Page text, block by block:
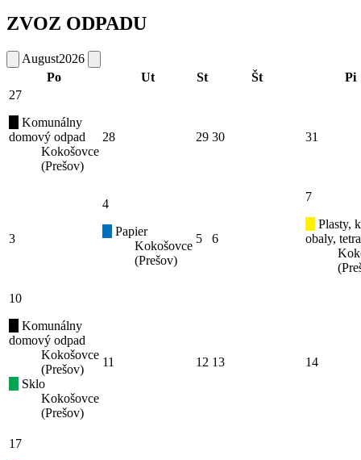
ZVOZ ODPADU
August2026
Po
Ut St Št
Pi
27
Komunálny
domový odpad
Kokošovce
(Prešov)
28 29 30 31
3
4
Papier
Kokošovce
(Prešov)
5 6
7
Plasty,
obaly,
10
Komunálny
domový odpad
Kokošovce
(Prešov)
Sklo
Kokošovce
(Prešov)
11 12 13 14
17